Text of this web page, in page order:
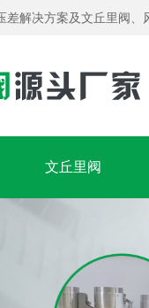
解决方案及文丘里阀、
文丘里阀